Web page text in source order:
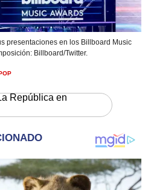
presentaciones en los Billboard Music
Billboard/Twitter.
República en